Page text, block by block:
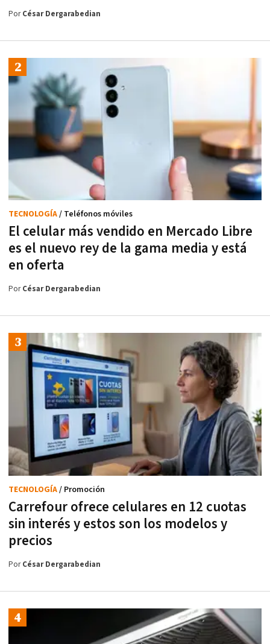
PorCésar Dergarabedian
El celular más vendido en Mercado Libre
es el nuevo rey de la gama media y está
en oferta
TECNOLOGÍA/ Teléfonos móviles
PorCésar Dergarabedian
Carrefour ofrece celulares en 12 cuotas
sin interés y estos son los modelos y
precios
TECNOLOGÍA/ Promoción
PorCésar Dergarabedian